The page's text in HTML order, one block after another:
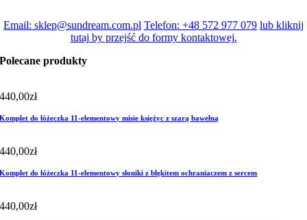
Email: sklep@sundream.com.pl Telefon: +48 572 977 079 lub kliknij
tutaj by przejść do formy kontaktowej.
Polecane produkty
440,00zł
Komplet do łóżeczka 11-elementowy misie księżyc z szarą bawełną
440,00zł
Komplet do łóżeczka 11-elementowy słoniki z błękitem ochraniaczem z sercem
440,00zł